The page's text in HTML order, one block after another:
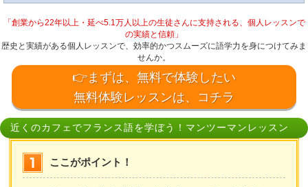
「創業から22年以上・延べ5.1万人以上の生徒さんに支持される、個人レッスンで
の実績と信頼」
歴史と実績がある個人レッスンで、効率的かつスムーズに語学力を身につけてみま
せんか。
👉まずは、無料で体験したい
無料体験レッスンは、コチラ
近くのカフェでフランス語を学ぼう！マンツーマンレッスン
ここがポイント！